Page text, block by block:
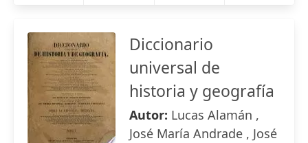
Diccionario
universal de
historia y geografía
Autor: Lucas Alamán ,
José María Andrade , José